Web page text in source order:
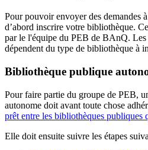
Pour pouvoir envoyer des demandes
d’abord inscrire votre bibliothèque.
par le l'équipe du PEB de BAnQ. Les
dépendent du type de bibliothèque à
Bibliothèque publique
Pour faire partie du groupe de PEB,
autonome doit avant toute chose
prêt entre les bibliothèques publiques
Elle doit ensuite suivre les étapes